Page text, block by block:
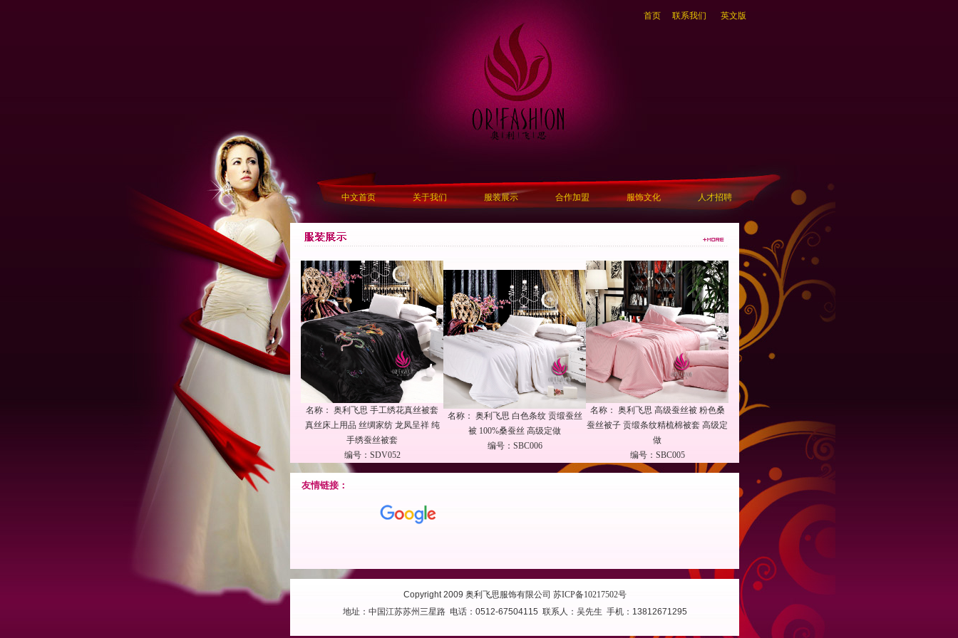
首页 联系我们 英文版
中文首页 关于我们 服装展示 合作加盟 服饰文化 人才招聘
名称： 奥利飞思 手工绣花真丝被套
真丝床上用品 丝绸家纺 龙凤呈祥 纯
手绣蚕丝被套
编号：SDV052
名称： 奥利飞思 白色条纹 贡缎蚕丝
被 100%桑蚕丝 高级定做
编号：SBC006
名称： 奥利飞思 高级蚕丝被 粉色桑
蚕丝被子 贡缎条纹精梳棉被套 高级定
做
编号：SBC005
友情链接：
Copyright 2009 奥利飞思服饰有限公司 苏ICP备10217502号
地址：中国江苏苏州三星路 电话：0512-67504115 联系人：吴先生 手机：13812671295